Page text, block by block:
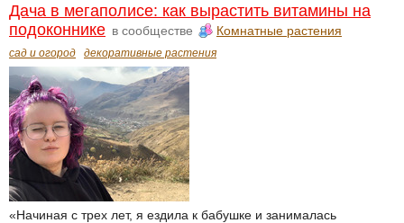
Дача в мегаполисе: как вырастить витамины на
подоконнике в сообществе Комнатные растения
сад и огород декоративные растения
«Начиная с трех лет, я ездила к бабушке и занималась